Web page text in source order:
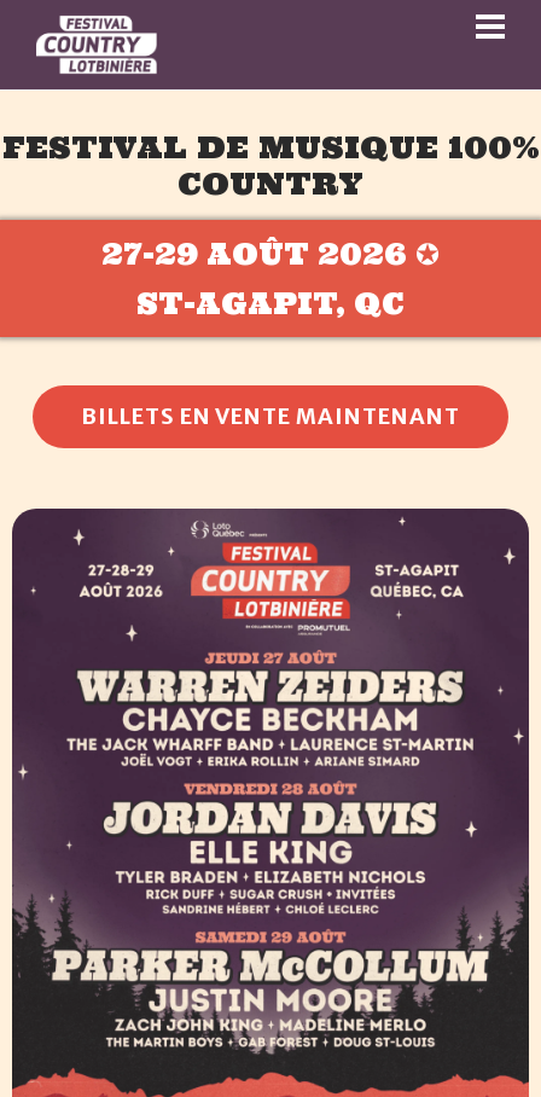
FESTIVAL DE MUSIQUE 100%
COUNTRY
27-29 AOÛT 2026 ✪
ST-AGAPIT, QC
BILLETS EN VENTE MAINTENANT